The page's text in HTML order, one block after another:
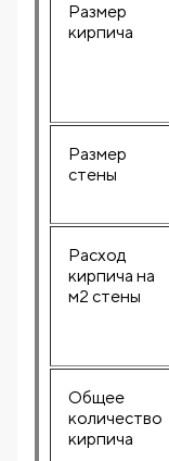
Размер
кирпича
Размер
стены
Расход
кирпича на
м2 стены
Общее
количество
кирпича